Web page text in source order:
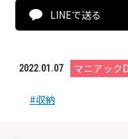
LINEで送る
2022.01.07 マニアック
#収納